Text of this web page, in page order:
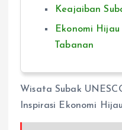
Keajaiban
Ekonomi
Tabanan
Wisata Subak
Inspirasi Ekonomi